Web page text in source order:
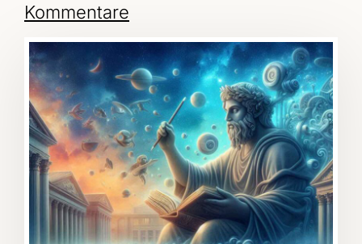
Kommentare